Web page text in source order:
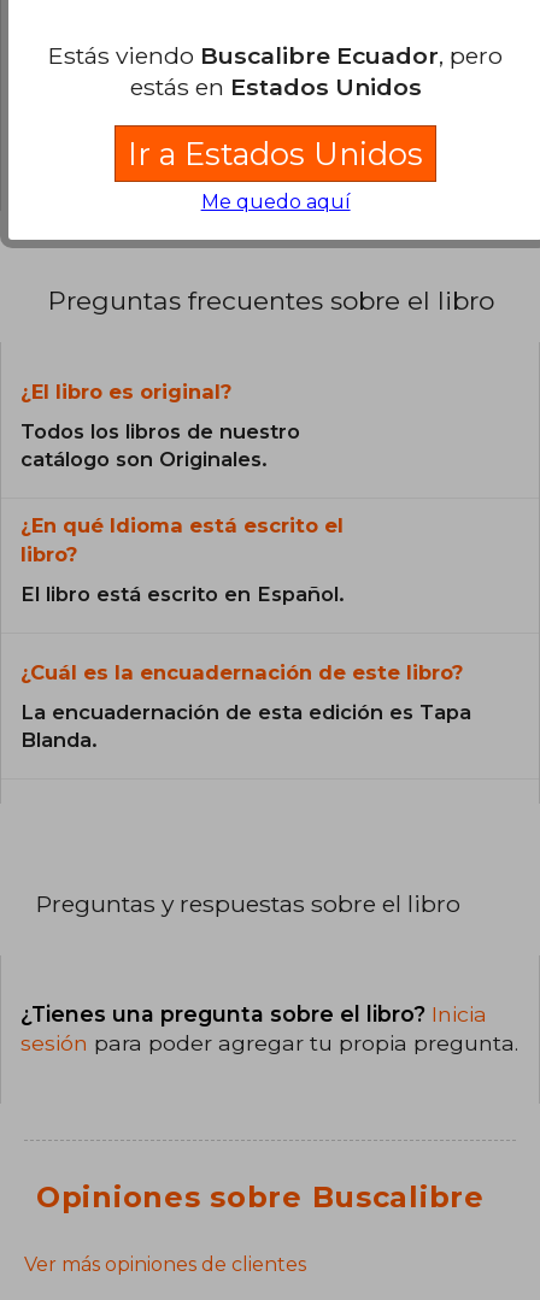
0% (0)
0% (0)
0% (0)
0% (0)
Preguntas frecuentes sobre el libro
¿El libro es original?
Todos los libros de nuestro
catálogo son Originales.
¿En qué Idioma está escrito el
libro?
El libro está escrito en Español.
¿Cuál es la encuadernación de este libro?
La encuadernación de esta edición es Tapa
Blanda.
Preguntas y respuestas sobre el libro
¿Tienes una pregunta sobre el libro? Inicia
sesión para poder agregar tu propia pregunta.
Opiniones sobre Buscalibre
Ver más opiniones de clientes
Estás viendo Buscalibre Ecuador, pero
estás en Estados Unidos
Ir a Estados Unidos
Me quedo aquí